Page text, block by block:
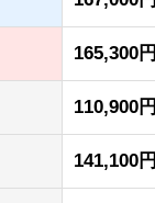
165,300円
110,900円
141,100円